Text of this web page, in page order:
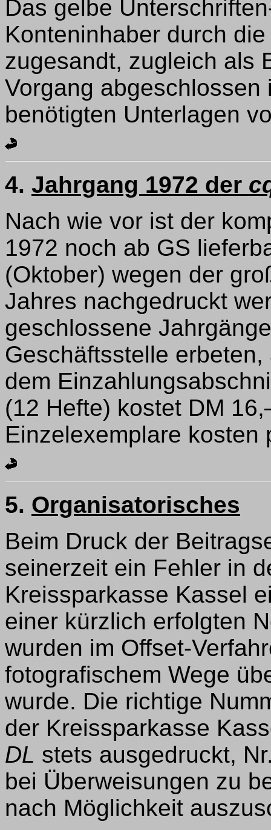
Das gelbe
Konteninhaber durch
zugesandt, zugleich als
Vorgang
benötigten Unterlagen
4. Jahrgang 1972 der
Nach wie vor ist der
1972 noch ab GS
(Oktober) wegen der
Jahres nachgedruckt
geschlossene
Geschäftsstelle
dem
(12 Hefte) kostet DM
Einzelexemplare kosten
5. Organisatorisches
Beim Druck der
seinerzeit ein Fehler in
Kreissparkasse Kassel
einer kürzlich erfolgten
wurden im Offset-
fotografischem Wege
wurde. Die richtige
der Kreissparkasse
DL stets ausgedruckt,
bei Überweisungen zu
nach Möglichkeit